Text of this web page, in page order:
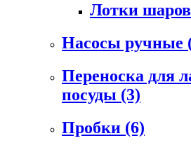
Лотки
Насосы ручные
Переноска для
посуды (3)
Пробки (6)